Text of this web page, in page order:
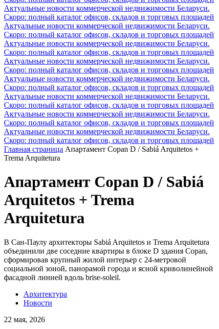
Актуальные новости коммерческой недвижимости Беларуси.
Скоро: полный каталог офисов, складов и торговых площадей
Актуальные новости коммерческой недвижимости Беларуси.
Скоро: полный каталог офисов, складов и торговых площадей
Актуальные новости коммерческой недвижимости Беларуси.
Скоро: полный каталог офисов, складов и торговых площадей
Актуальные новости коммерческой недвижимости Беларуси.
Скоро: полный каталог офисов, складов и торговых площадей
Актуальные новости коммерческой недвижимости Беларуси.
Скоро: полный каталог офисов, складов и торговых площадей
Актуальные новости коммерческой недвижимости Беларуси.
Скоро: полный каталог офисов, складов и торговых площадей
Актуальные новости коммерческой недвижимости Беларуси.
Скоро: полный каталог офисов, складов и торговых площадей
Актуальные новости коммерческой недвижимости Беларуси.
Скоро: полный каталог офисов, складов и торговых площадей
Главная страница Апартамент Copan D / Sabiá Arquitetos +
Trema Arquitetura
Апартамент Copan D / Sabiá
Arquitetos + Trema
Arquitetura
В Сан-Паулу архитекторы Sabiá Arquitetos и Trema Arquitetura
объединили две соседние квартиры в блоке D здания Copan,
сформировав крупный жилой интерьер с 24-метровой
социальной зоной, панорамой города и ясной криволинейной
фасадной линией вдоль brise-soleil.
Архитектура
Новости
22 мая, 2026